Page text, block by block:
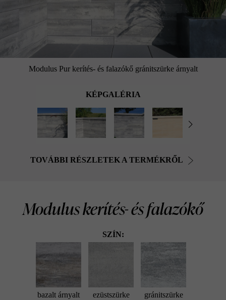
Modulus Pur kerítés- és falazókő gránitszürke árnyalt
KÉPGALÉRIA
TOVÁBBI RÉSZLETEK A TERMÉKRŐL
Modulus kerítés- és falazókő
SZÍN:
bazalt árnyalt
ezüstszürke
gránitszürke